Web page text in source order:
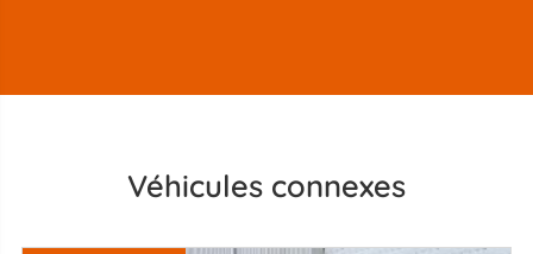
Véhicules connexes